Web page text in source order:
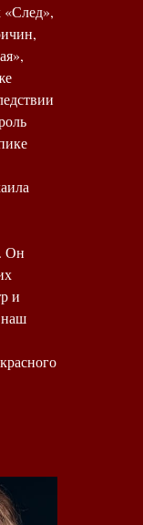
«След»,
Он
и
наш